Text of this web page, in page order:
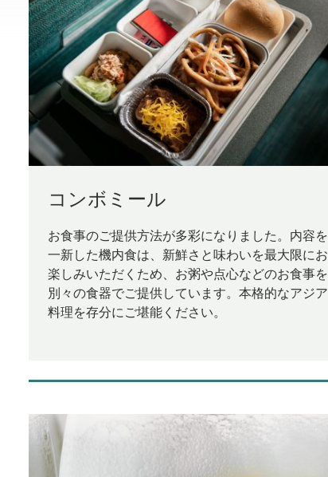
コンボミール
お食事のご提供方法が多彩になりました。内容を
一新した機内食は、新鮮さと味わいを最大限にお
楽しみいただくため、お粥や点心などのお食事を
別々の食器でご提供しています。本格的なアジア
料理を存分にご堪能ください。